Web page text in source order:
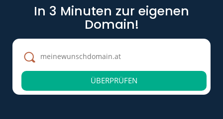
In 3 Minuten zur eigenen
Domain!
ÜBERPRÜFEN